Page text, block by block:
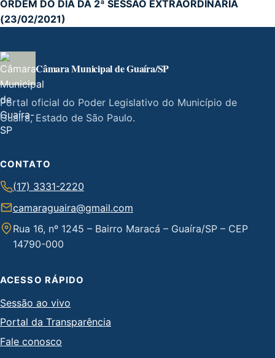
ORDEM DO DIA DA 2ª SESSÃO EXTRAORDINÁRIA
(23/02/2021)
Câmara Municipal de Guaíra/SP
Portal oficial do Poder Legislativo do Município de
Guaíra, Estado de São Paulo.
CONTATO
(17) 3331-2220
camaraguaira@gmail.com
Rua 16, nº 1245 – Bairro Maracá – Guaíra/SP – CEP
14790-000
ACESSO RÁPIDO
Sessão ao vivo
Portal da Transparência
Fale conosco